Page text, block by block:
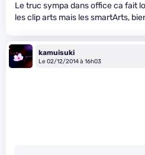
Le truc sympa dans office ca fait
les clip arts mais les smartArts,
kamuisuki
Le 02/12/2014 à 16h03